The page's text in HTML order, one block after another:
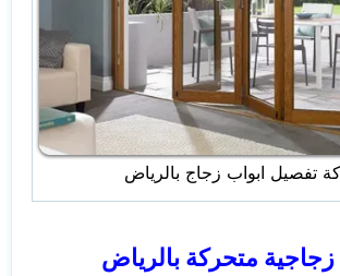
تفصيل ابواب زجاج بالرياض
متحركة بالرياض